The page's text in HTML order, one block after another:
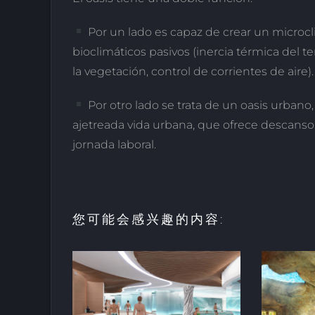
Por un lado es capaz de crear un
bioclimáticos pasivos (inercia térmica del
la vegetación, control de corrientes de aire).
Por otro lado se trata de un oasis
ajetreada vida urbana, que ofrece
jornada laboral.
您可能会感兴趣的内容:
用于亲水建筑的室内